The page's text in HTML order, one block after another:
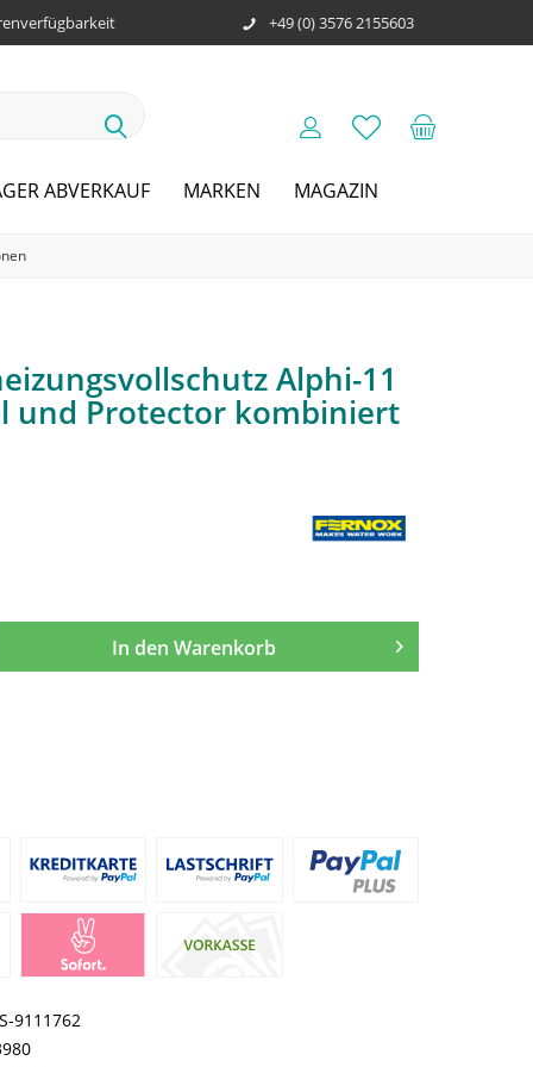
+49 (0) 3576 2155603
ABVERKAUF MARKEN MAGAZIN
Alphi-11
und Protector kombiniert
In den Warenkorb
9111762